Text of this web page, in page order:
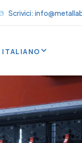
Scrivici:
ITALIANO